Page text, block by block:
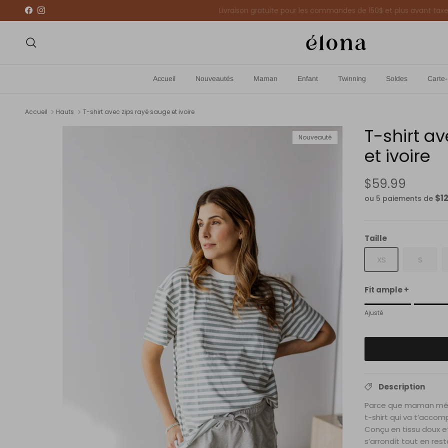
Aller au contenu
FacebookInstagram Soldes de fin de saison - Jusqu'à 30% de rabais
Accueil Nouveautés Maman Enfant Twinning Soldes
Accueil Hauts T-shirt avec zips rayé sauge et ivoire
Nouveauté
T-shirt
et ivoire
$59.99
ou 5 paiements de
Taille
XS S
Fit ample +
Rating of 1 means
The rating of this
Ajusté
Description
Parce que maman
t-shirt qui va
Conçu en tissu doux
s’arrondit tout en